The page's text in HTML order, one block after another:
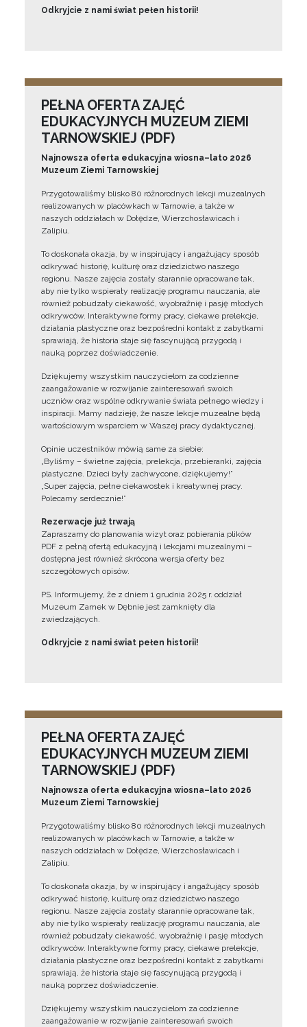
Odkryjcie z nami świat pełen historii!
PEŁNA OFERTA ZAJĘĆ
EDUKACYJNYCH MUZEUM ZIEMI
TARNOWSKIEJ (PDF)
Najnowsza oferta edukacyjna wiosna–lato 2026
Muzeum Ziemi Tarnowskiej
Przygotowaliśmy blisko 80 różnorodnych lekcji muzealnych
realizowanych w placówkach w Tarnowie, a także w
naszych oddziałach w Dołędze, Wierzchosławicach i
Zalipiu.
To doskonała okazja, by w inspirujący i angażujący sposób
odkrywać historię, kulturę oraz dziedzictwo naszego
regionu. Nasze zajęcia zostały starannie opracowane tak,
aby nie tylko wspierały realizację programu nauczania, ale
również pobudzały ciekawość, wyobraźnię i pasję młodych
odkrywców. Interaktywne formy pracy, ciekawe prelekcje,
działania plastyczne oraz bezpośredni kontakt z zabytkami
sprawiają, że historia staje się fascynującą przygodą i
nauką poprzez doświadczenie.
Dziękujemy wszystkim nauczycielom za codzienne
zaangażowanie w rozwijanie zainteresowań swoich
uczniów oraz wspólne odkrywanie świata pełnego wiedzy i
inspiracji. Mamy nadzieję, że nasze lekcje muzealne będą
wartościowym wsparciem w Waszej pracy dydaktycznej.
Opinie uczestników mówią same za siebie:
„Byliśmy – świetne zajęcia, prelekcja, przebieranki, zajęcia
plastyczne. Dzieci były zachwycone, dziękujemy!”
„Super zajęcia, pełne ciekawostek i kreatywnej pracy.
Polecamy serdecznie!”
Rezerwacje już trwają
Zapraszamy do planowania wizyt oraz pobierania plików
PDF z pełną ofertą edukacyjną i lekcjami muzealnymi –
dostępna jest również skrócona wersja oferty bez
szczegółowych opisów.
PS. Informujemy, że z dniem 1 grudnia 2025 r. oddział
Muzeum Zamek w Dębnie jest zamknięty dla
zwiedzających.
Odkryjcie z nami świat pełen historii!
PEŁNA OFERTA ZAJĘĆ
EDUKACYJNYCH MUZEUM ZIEMI
TARNOWSKIEJ (PDF)
Najnowsza oferta edukacyjna wiosna–lato 2026
Muzeum Ziemi Tarnowskiej
Przygotowaliśmy blisko 80 różnorodnych lekcji muzealnych
realizowanych w placówkach w Tarnowie, a także w
naszych oddziałach w Dołędze, Wierzchosławicach i
Zalipiu.
To doskonała okazja, by w inspirujący i angażujący sposób
odkrywać historię, kulturę oraz dziedzictwo naszego
regionu. Nasze zajęcia zostały starannie opracowane tak,
aby nie tylko wspierały realizację programu nauczania, ale
również pobudzały ciekawość, wyobraźnię i pasję młodych
odkrywców. Interaktywne formy pracy, ciekawe prelekcje,
działania plastyczne oraz bezpośredni kontakt z zabytkami
sprawiają, że historia staje się fascynującą przygodą i
nauką poprzez doświadczenie.
Dziękujemy wszystkim nauczycielom za codzienne
zaangażowanie w rozwijanie zainteresowań swoich